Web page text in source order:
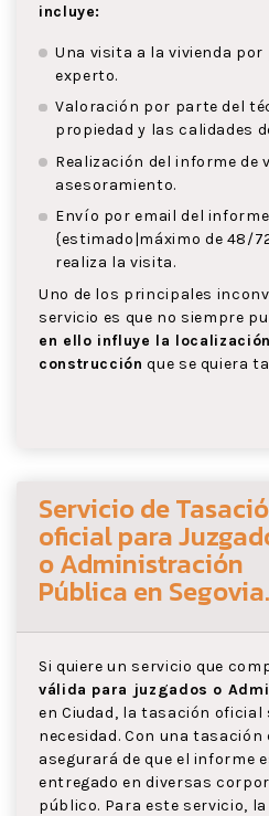
incluye:
Una visita a la vivienda
experto.
Valoración por parte del
propiedad y las calidades
Realización del informe de
asesoramiento.
Envío por email del
{estimado|máximo de 48/
realiza la visita.
Uno de los principales
servicio es que no siempre
en ello influye la
construcción que se quiera
Servicio de
oficial para
o Administración
Pública en Segovia.
Si quiere un servicio que
válida para juzgados o
en Ciudad, la tasación
necesidad. Con una tasación
asegurará de que el informe
entregado en diversas
público. Para este servicio,